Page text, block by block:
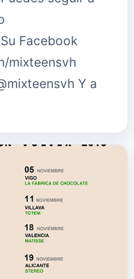
Facebook
mixteensvh
Y a